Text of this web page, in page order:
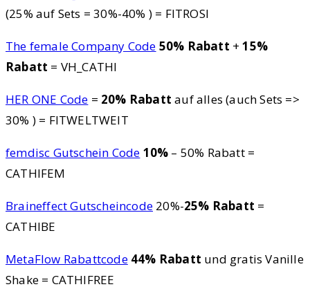
(25% auf Sets = 30%-40% ) = FITROSI
The female Company Code 50% Rabatt +15%
Rabatt = VH_CATHI
HER ONE Code = 20% Rabatt auf alles (auch Sets =>
30% ) = FITWELTWEIT
femdisc Gutschein Code 10% – 50% Rabatt =
CATHIFEM
Braineffect Gutscheincode 20%-25% Rabatt =
CATHIBE
MetaFlow Rabattcode 44% Rabatt und gratis Vanille
Shake = CATHIFREE